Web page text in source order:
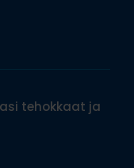
tehokkaat ja